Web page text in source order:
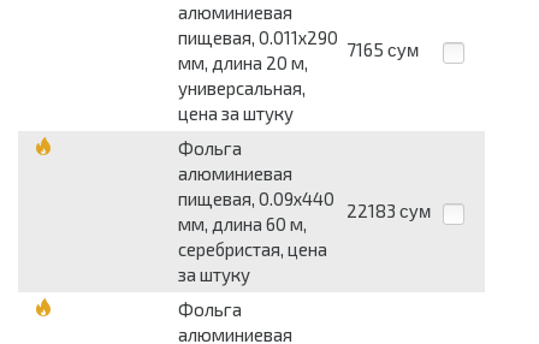
алюминиевая
пищевая, 0.011х290
мм, длина 20 м,
универсальная,
цена за штуку
7165 сум
Фольга
алюминиевая
пищевая, 0.09х440
мм, длина 60 м,
серебристая, цена
за штуку
22183 сум
Фольга
алюминиевая